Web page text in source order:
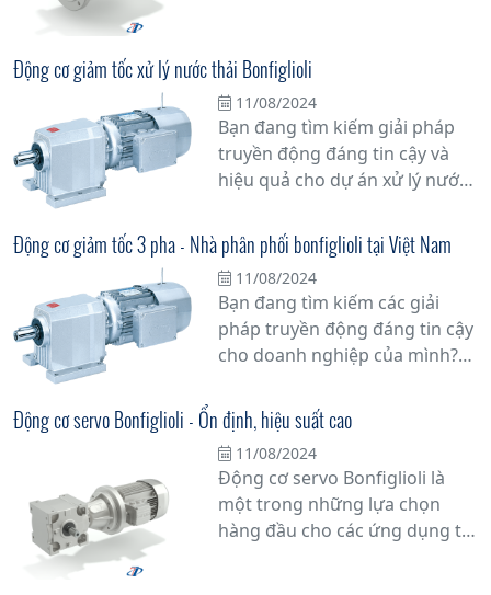
nghệ tiên tiến và chất lượng
vượt trội, sản phẩm này mang
lại giải pháp bền vững cho các
doanh nghiệp trong việc nâng
cao hiệu suất sản xuất và giảm
thiểu thời gian dừng máy.
Động cơ giảm tốc xử lý nước thải Bonfiglioli
11/08/2024
Bạn đang tìm kiếm giải pháp
truyền động đáng tin cậy và
hiệu quả cho dự án xử lý nước
tốc xử lý nước thải Bonfiglioli là
lựa chọn hàng đầu mà bạn
không thể bỏ qua.
Động cơ giảm tốc 3 pha - Nhà phân phối bonfiglioli tại Việt Nam
11/08/2024
Bạn đang tìm kiếm các giải
pháp truyền động đáng tin cậy
cho doanh nghiệp của mình?
động cơ giảm tốc 3 pha từ nhà
phân phối Bonfiglioli tại Việt
Nam. Với hơn 60 năm kinh
nghiệm trong ngành công
nghiệp, Bonfiglioli đã khẳng
định vị thế của mình như một
Động cơ servo Bonfiglioli - Ổn định, hiệu suất cao
11/08/2024
Động cơ servo Bonfiglioli là
một trong những lựa chọn
hàng đầu cho các ứng dụng tự